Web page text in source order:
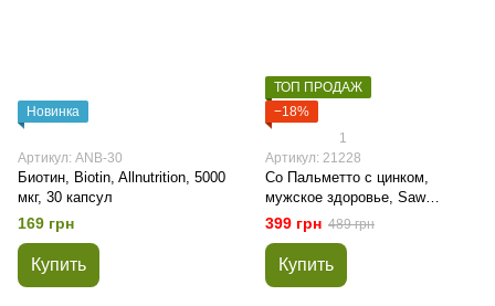
Новинка
Артикул: ANB-30
Биотин, Biotin, Allnutrition, 5000
мкг, 30 капсул
169 грн
Купить
ТОП ПРОДАЖ
−18%
1
Артикул: 21228
Со Пальметто с цинком,
мужское здоровье, Saw
Palmetto, 21st Century, 450 мг,
60 капсул
399 грн 489 грн
Купить